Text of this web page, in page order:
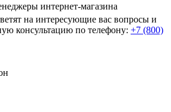
интернет-магазина
на интересующие вас вопросы и
консультацию по телефону: +7 (800)